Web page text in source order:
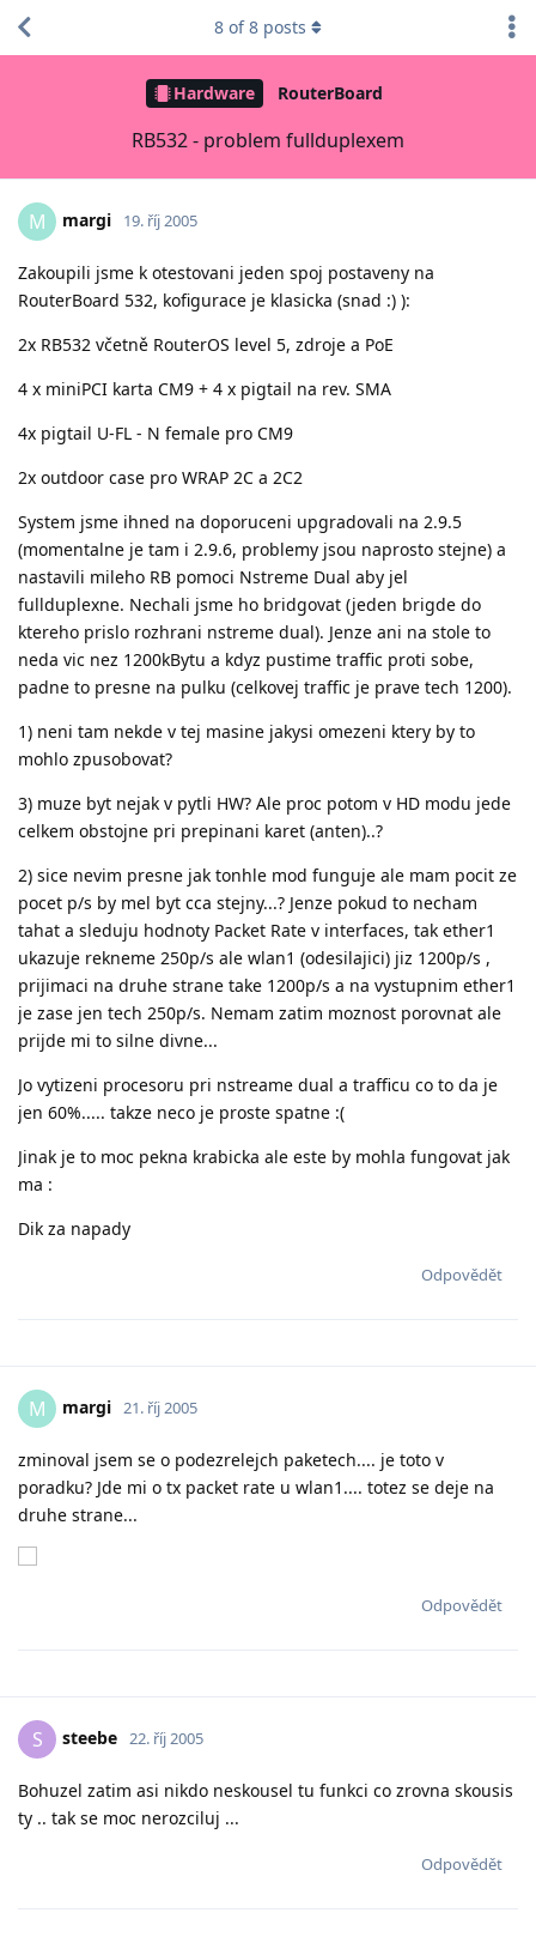
Hardware RouterBoard
RB532 - problem fullduplexem
8 of8 posts
M margi 19. říj 2005
Zakoupili jsme k otestovani jeden spoj postaveny na
RouterBoard 532, kofigurace je klasicka (snad :) ):
2x RB532 včetně RouterOS level 5, zdroje a PoE
4 x miniPCI karta CM9 + 4 x pigtail na rev. SMA
4x pigtail U-FL - N female pro CM9
2x outdoor case pro WRAP 2C a 2C2
System jsme ihned na doporuceni upgradovali na 2.9.5
(momentalne je tam i 2.9.6, problemy jsou naprosto stejne) a
nastavili mileho RB pomoci Nstreme Dual aby jel
fullduplexne. Nechali jsme ho bridgovat (jeden brigde do
ktereho prislo rozhrani nstreme dual). Jenze ani na stole to
neda vic nez 1200kBytu a kdyz pustime traffic proti sobe,
padne to presne na pulku (celkovej traffic je prave tech 1200).
1) neni tam nekde v tej masine jakysi omezeni ktery by to
mohlo zpusobovat?
3) muze byt nejak v pytli HW? Ale proc potom v HD modu jede
celkem obstojne pri prepinani karet (anten)..?
2) sice nevim presne jak tonhle mod funguje ale mam pocit ze
pocet p/s by mel byt cca stejny...? Jenze pokud to necham
tahat a sleduju hodnoty Packet Rate v interfaces, tak ether1
ukazuje rekneme 250p/s ale wlan1 (odesilajici) jiz 1200p/s ,
prijimaci na druhe strane take 1200p/s a na vystupnim ether1
je zase jen tech 250p/s. Nemam zatim moznost porovnat ale
prijde mi to silne divne...
Jo vytizeni procesoru pri nstreame dual a trafficu co to da je
jen 60%..... takze neco je proste spatne :(
Jinak je to moc pekna krabicka ale este by mohla fungovat jak
ma :
Dik za napady
Odpovědět
M margi 21. říj 2005
zminoval jsem se o podezrelejch paketech.... je toto v
poradku? Jde mi o tx packet rate u wlan1.... totez se deje na
druhe strane...
Odpovědět
S steebe 22. říj 2005
Bohuzel zatim asi nikdo neskousel tu funkci co zrovna skousis
ty .. tak se moc nerozciluj ...
Odpovědět